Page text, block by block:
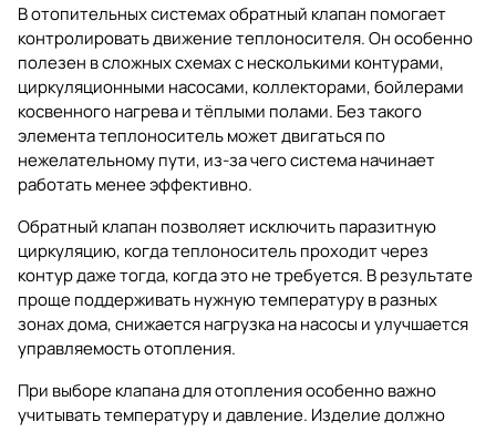
В отопительных системах обратный клапан помогает
контролировать движение теплоносителя. Он особенно
полезен в сложных схемах с несколькими контурами,
циркуляционными насосами, коллекторами, бойлерами
косвенного нагрева и тёплыми полами. Без такого
элемента теплоноситель может двигаться по
нежелательному пути, из-за чего система начинает
работать менее эффективно.
Обратный клапан позволяет исключить паразитную
циркуляцию, когда теплоноситель проходит через
контур даже тогда, когда это не требуется. В результате
проще поддерживать нужную температуру в разных
зонах дома, снижается нагрузка на насосы и улучшается
управляемость отопления.
При выборе клапана для отопления особенно важно
учитывать температуру и давление. Изделие должно